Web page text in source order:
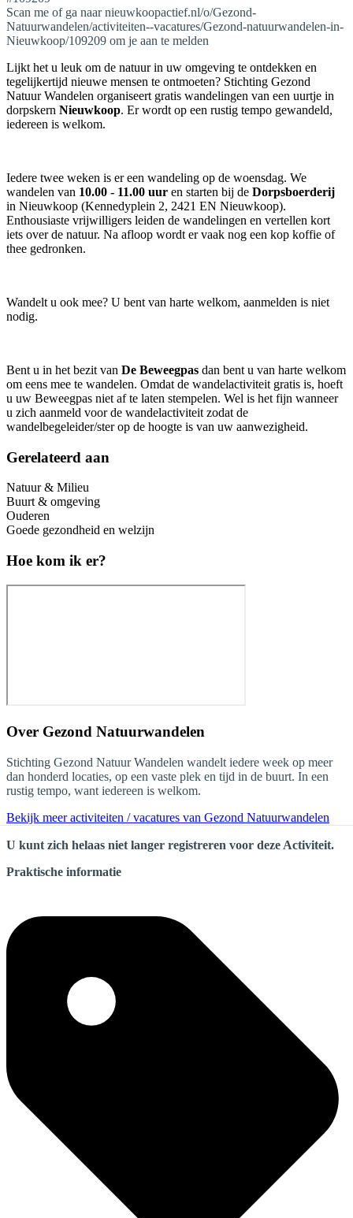
Scan me of ga naar nieuwkoopactief.nl/o/Gezond-
Natuurwandelen/activiteiten--vacatures/Gezond-natuurwandelen-in-
Nieuwkoop/109209 om je aan te melden
Lijkt het u leuk om de natuur in uw omgeving te ontdekken en
tegelijkertijd nieuwe mensen te ontmoeten? Stichting Gezond
Natuur Wandelen organiseert gratis wandelingen van een uurtje in
dorpskern Nieuwkoop. Er wordt op een rustig tempo gewandeld,
iedereen is welkom.
Iedere twee weken is er een wandeling op de woensdag. We
wandelen van 10.00 - 11.00 uur en starten bij de Dorpsboerderij
in Nieuwkoop (Kennedyplein 2, 2421 EN Nieuwkoop).
Enthousiaste vrijwilligers leiden de wandelingen en vertellen kort
iets over de natuur. Na afloop wordt er vaak nog een kop koffie of
thee gedronken.
Wandelt u ook mee? U bent van harte welkom, aanmelden is niet
nodig.
Bent u in het bezit van De Beweegpas dan bent u van harte welkom
om eens mee te wandelen. Omdat de wandelactiviteit gratis is, hoeft
u uw Beweegpas niet af te laten stempelen. Wel is het fijn wanneer
u zich aanmeld voor de wandelactiviteit zodat de
wandelbegeleider/ster op de hoogte is van uw aanwezigheid.
Gerelateerd aan
Natuur & Milieu
Buurt & omgeving
Ouderen
Goede gezondheid en welzijn
Hoe kom ik er?
Over Gezond Natuurwandelen
Stichting Gezond Natuur Wandelen wandelt iedere week op meer
dan honderd locaties, op een vaste plek en tijd in de buurt. In een
rustig tempo, want iedereen is welkom.
Bekijk meer activiteiten / vacatures van Gezond Natuurwandelen
U kunt zich helaas niet langer registreren voor deze Activiteit.
Praktische informatie